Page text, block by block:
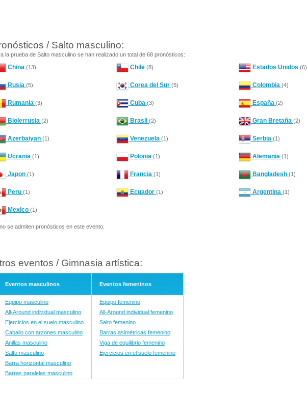
/ Salto masculino:
la prueba de Salto masculino se han realizado un total de 68 pronósticos:
China (13) Chile (8) Estados Unidos (6)
Rusia (5) Corea del Sur (5) Colombia (4)
Rumania (3) Cuba (3) España (2)
Biolerrusia (2) Brasil (2) Gran Bretaña (2)
Azerbaiyan (1) Venezuela (1) Serbia (1)
Ucrania (1) Polonia (1) Alemania (1)
Japon (1) Francia (1) Bangladesh (1)
Peru (1) Ecuador (1) Argentina (1)
Mexico (1)
se admiten pronósticos en este evento.
eventos / Gimnasia artística:
Eventos masculinos Eventos femeninos
Equipo masculino
All-Around individual masculino
Ejercicios en el suelo masculino
Caballo con arzones masculino
Anillas masculino
Salto masculino
Barra horizontal masculino
Barras paralelas masculino
Equipo femenino
All-Around individual femenino
Salto femenino
Barras asimétricas femenino
Viga de equilibrio femenino
Ejercicios en el suelo femenino